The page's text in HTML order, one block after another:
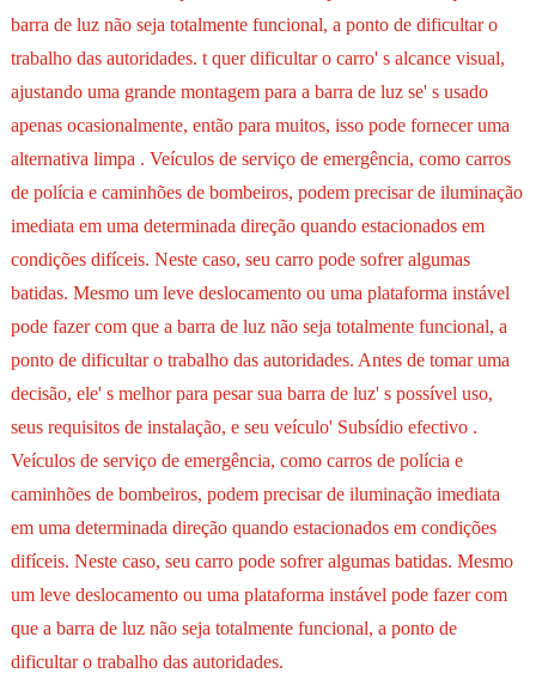
barra de luz não seja totalmente funcional, a ponto de dificultar o
trabalho das autoridades. t quer dificultar o carro' s alcance visual,
ajustando uma grande montagem para a barra de luz se' s usado
apenas ocasionalmente, então para muitos, isso pode fornecer uma
alternativa limpa . Veículos de serviço de emergência, como carros
de polícia e caminhões de bombeiros, podem precisar de iluminação
imediata em uma determinada direção quando estacionados em
condições difíceis. Neste caso, seu carro pode sofrer algumas
batidas. Mesmo um leve deslocamento ou uma plataforma instável
pode fazer com que a barra de luz não seja totalmente funcional, a
ponto de dificultar o trabalho das autoridades. Antes de tomar uma
decisão, ele' s melhor para pesar sua barra de luz' s possível uso,
seus requisitos de instalação, e seu veículo' Subsídio efectivo .
Veículos de serviço de emergência, como carros de polícia e
caminhões de bombeiros, podem precisar de iluminação imediata
em uma determinada direção quando estacionados em condições
difíceis. Neste caso, seu carro pode sofrer algumas batidas. Mesmo
um leve deslocamento ou uma plataforma instável pode fazer com
que a barra de luz não seja totalmente funcional, a ponto de
dificultar o trabalho das autoridades.